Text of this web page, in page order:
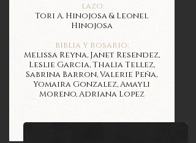
lazo:
Tori A. Hinojosa & Leonel
Hinojosa
biblia y rosario:
Melissa Reyna, Janet Resendez,
Leslie Garcia, Thalia Tellez,
Sabrina Barron, Valerie Peña,
Yomaira Gonzalez, Amayli
Moreno, Adriana Lopez